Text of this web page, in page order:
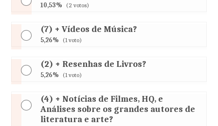
10,53% (2 votos)
(7) + Vídeos de Música?
5,26% (1 voto)
(2) + Resenhas de Livros?
5,26% (1 voto)
(4) + Notícias de Filmes, HQ, e
Análises sobre os grandes autores de
literatura e arte?